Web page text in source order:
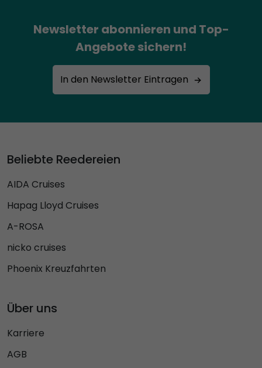
Newsletter abonnieren und Top-
Angebote sichern!
In den Newsletter Eintragen
Beliebte Reedereien
AIDA Cruises
Hapag Lloyd Cruises
A-ROSA
nicko cruises
Phoenix Kreuzfahrten
Über uns
Karriere
AGB